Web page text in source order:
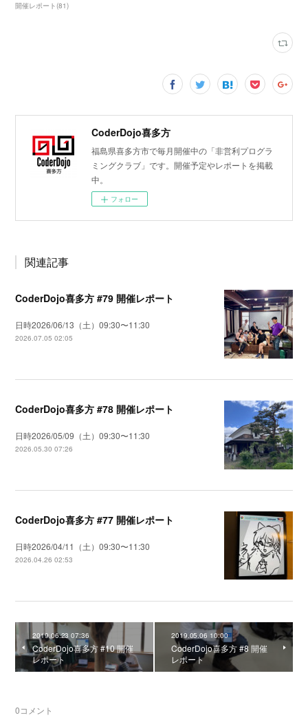
開催レポート(81)
CoderDojo喜多方
福島県喜多方市で毎月開催中の「非営利プログラ
ミングクラブ」です。開催予定やレポートを掲載
中。
フォロー
関連記事
CoderDojo喜多方 #79 開催レポート
日時2026/06/13（土）09:30〜11:30
2026.07.05 02:05
CoderDojo喜多方 #78 開催レポート
日時2026/05/09（土）09:30〜11:30
2026.05.30 07:26
CoderDojo喜多方 #77 開催レポート
日時2026/04/11（土）09:30〜11:30
2026.04.26 02:53
2019.06.23 07:36
CoderDojo喜多方 #10 開催
レポート
2019.05.06 10:00
CoderDojo喜多方 #8 開催
レポート
0コメント